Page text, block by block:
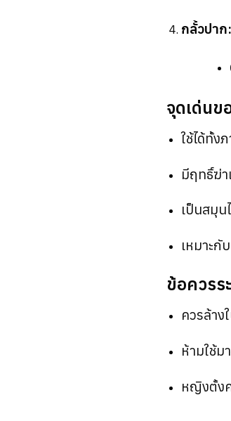
กลั้วปาก:
จุดเด่นข
ใช้ได้ทั้ง
มีฤทธิ์ฆ่า
เป็นสมุน
เหมาะกั
ข้อควรร
ควรล้าง
ห้ามใช้ม
หญิงตั้ง